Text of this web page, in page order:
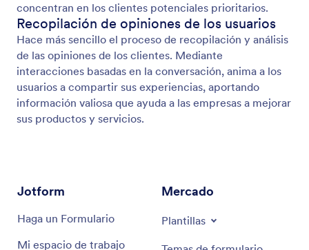
concentran en los clientes potenciales prioritarios.
Recopilación de opiniones de los usuarios
Hace más sencillo el proceso de recopilación y análisis
de las opiniones de los clientes. Mediante
interacciones basadas en la conversación, anima a los
usuarios a compartir sus experiencias, aportando
información valiosa que ayuda a las empresas a mejorar
sus productos y servicios.
Jotform
Haga un Formulario
Mi espacio de trabajo
Mercado
Plantillas